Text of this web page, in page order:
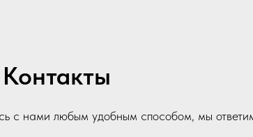
Контакты
с нами любым удобным способом, мы